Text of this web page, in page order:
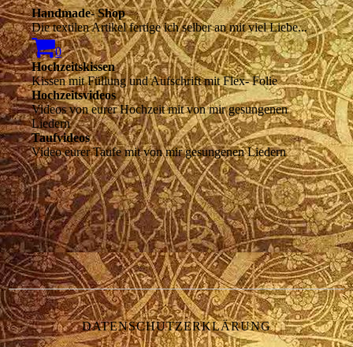
Handmade- Shop
Die textilen Artikel fertige ich selber an mit viel Liebe...
0
Hochzeitskissen
Kissen mit Füllung und Aufschrift mit Flex- Folie
Hochzeitsvideos
Videos von eurer Hochzeit mit von mir gesungenen
Liedern
Taufvideos
Video eurer Taufe mit von mir gesungenen Liedern
DATENSCHUTZERKLÄRUNG